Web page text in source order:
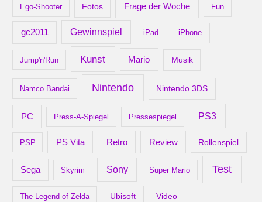
Ego-Shooter Fotos Frage der Woche Fun
gc2011 Gewinnspiel iPad iPhone
Jump'n'Run Kunst Mario Musik
Namco Bandai Nintendo Nintendo 3DS
PC Press-A-Spiegel Pressespiegel PS3
PSP PS Vita Retro Review Rollenspiel
Sega Skyrim Sony Super Mario Test
The Legend of Zelda Ubisoft Video